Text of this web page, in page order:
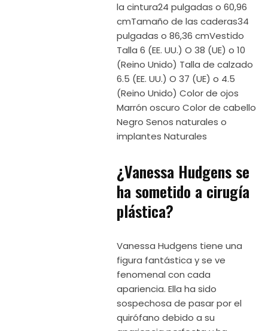
la cintura24 pulgadas o 60,96
cmTamaño de las caderas34
pulgadas o 86,36 cmVestido
Talla 6 (EE. UU.) O 38 (UE) o 10
(Reino Unido) Talla de calzado
6.5 (EE. UU.) O 37 (UE) o 4.5
(Reino Unido) Color de ojos
Marrón oscuro Color de cabello
Negro Senos naturales o
implantes Naturales
¿Vanessa Hudgens se
ha sometido a cirugía
plástica?
Vanessa Hudgens tiene una
figura fantástica y se ve
fenomenal con cada
apariencia. Ella ha sido
sospechosa de pasar por el
quirófano debido a su